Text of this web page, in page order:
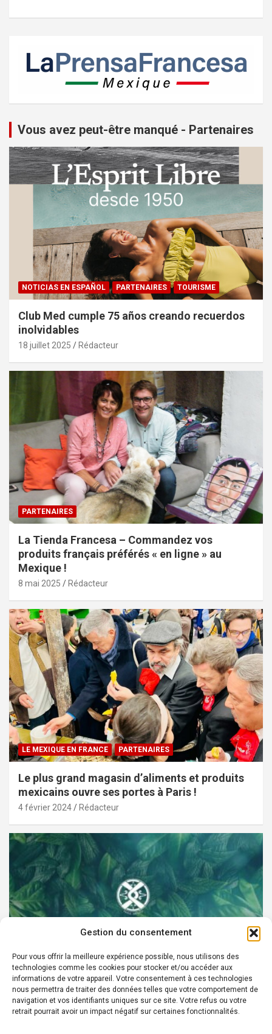
Gestion du consentement
Pour vous offrir la meilleure expérience possible, nous utilisons des
technologies comme les cookies pour stocker et/ou accéder aux
informations de votre appareil. Votre consentement à ces technologies
nous permettra de traiter des données telles que votre comportement de
navigation et vos identifiants uniques sur ce site. Votre refus ou votre
retrait pourrait avoir un impact négatif sur certaines fonctionnalités.
Vous avez peut-être manqué - Partenaires
NOTICIAS EN ESPAÑOL PARTENAIRES TOURISME
Club Med cumple 75 años creando recuerdos
inolvidables
18 juillet 2025 Rédacteur
PARTENAIRES
La Tienda Francesa – Commandez vos
produits français préférés « en ligne » au
Mexique !
8 mai 2025 Rédacteur
LE MEXIQUE EN FRANCE PARTENAIRES
Le plus grand magasin d’aliments et produits
mexicains ouvre ses portes à Paris !
4 février 2024 Rédacteur
PARTENAIRES
Devenez Ambassadeur XOCHI BOTANICALS –
« El espíritu francés con corazón de México! »